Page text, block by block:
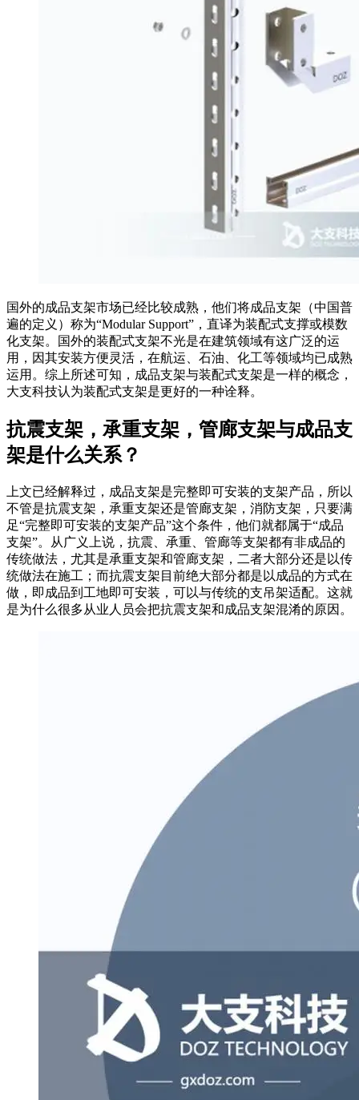
国外的成品支架市场已经比较成熟，他们将成品支架（中国普
遍的定义）称为“Modular Support”，直译为装配式支撑或模数
化支架。国外的装配式支架不光是在建筑领域有这广泛的运
用，因其安装方便灵活，在航运、石油、化工等领域均已成熟
运用。综上所述可知，成品支架与装配式支架是一样的概念，
大支科技认为装配式支架是更好的一种诠释。
抗震支架，承重支架，管廊支架与成品支
架是什么关系？
上文已经解释过，成品支架是完整即可安装的支架产品，所以
不管是抗震支架，承重支架还是管廊支架，消防支架，只要满
足“完整即可安装的支架产品”这个条件，他们就都属于“成品
支架”。从广义上说，抗震、承重、管廊等支架都有非成品的
传统做法，尤其是承重支架和管廊支架，二者大部分还是以传
统做法在施工；而抗震支架目前绝大部分都是以成品的方式在
做，即成品到工地即可安装，可以与传统的支吊架适配。这就
是为什么很多从业人员会把抗震支架和成品支架混淆的原因。